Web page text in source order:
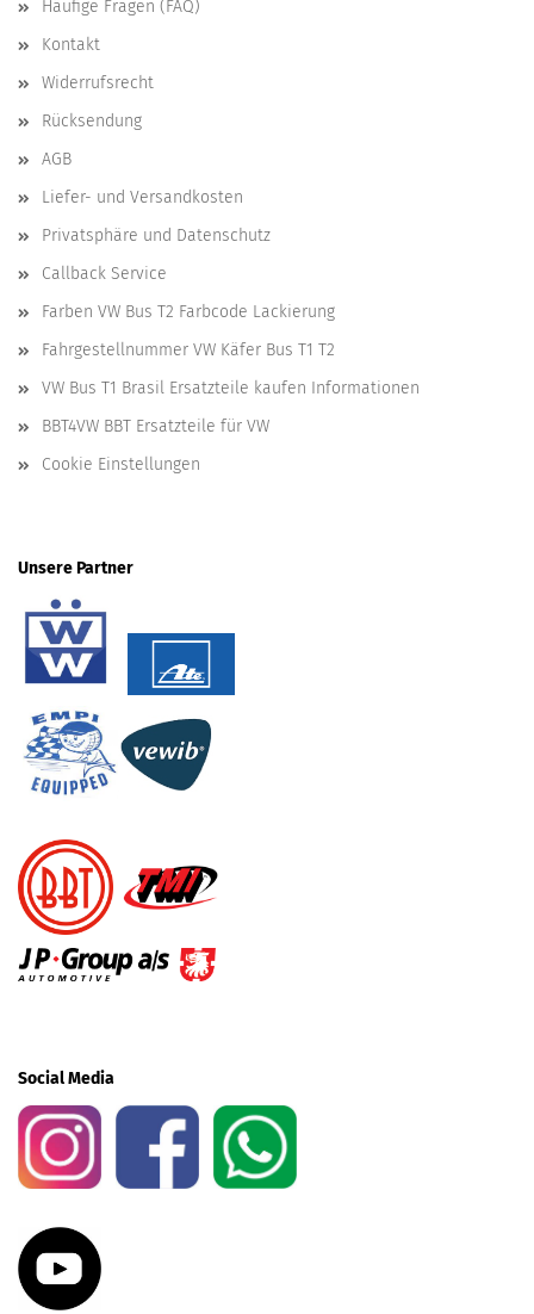
Häufige Fragen (FAQ)
Kontakt
Widerrufsrecht
Rücksendung
AGB
Liefer- und Versandkosten
Privatsphäre und Datenschutz
Callback Service
Farben VW Bus T2 Farbcode Lackierung
Fahrgestellnummer VW Käfer Bus T1 T2
VW Bus T1 Brasil Ersatzteile kaufen Informationen
BBT4VW BBT Ersatzteile für VW
Cookie Einstellungen
Unsere Partner
Social Media